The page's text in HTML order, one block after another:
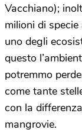
Vacchiano);
milioni di
uno degli
questo
potremmo
come tante
con la
mangrovie.